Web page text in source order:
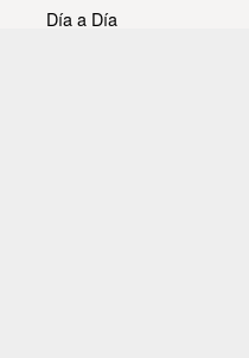
Día a Día